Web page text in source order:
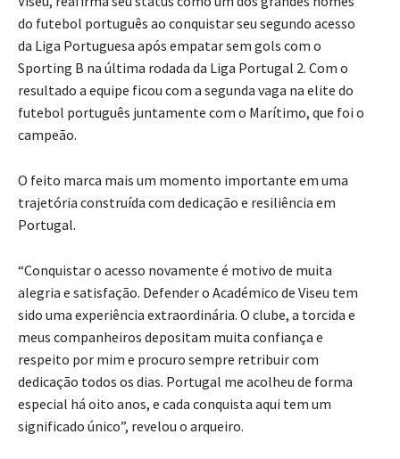
do futebol português ao conquistar seu segundo acesso
da Liga Portuguesa após empatar sem gols com o
Sporting B na última rodada da Liga Portugal 2. Com o
resultado a equipe ficou com a segunda vaga na elite do
futebol português juntamente com o Marítimo, que foi o
campeão.
O feito marca mais um momento importante em uma
trajetória construída com dedicação e resiliência em
Portugal.
“Conquistar o acesso novamente é motivo de muita
alegria e satisfação. Defender o Académico de Viseu tem
sido uma experiência extraordinária. O clube, a torcida e
meus companheiros depositam muita confiança e
respeito por mim e procuro sempre retribuir com
dedicação todos os dias. Portugal me acolheu de forma
especial há oito anos, e cada conquista aqui tem um
significado único”, revelou o arqueiro.